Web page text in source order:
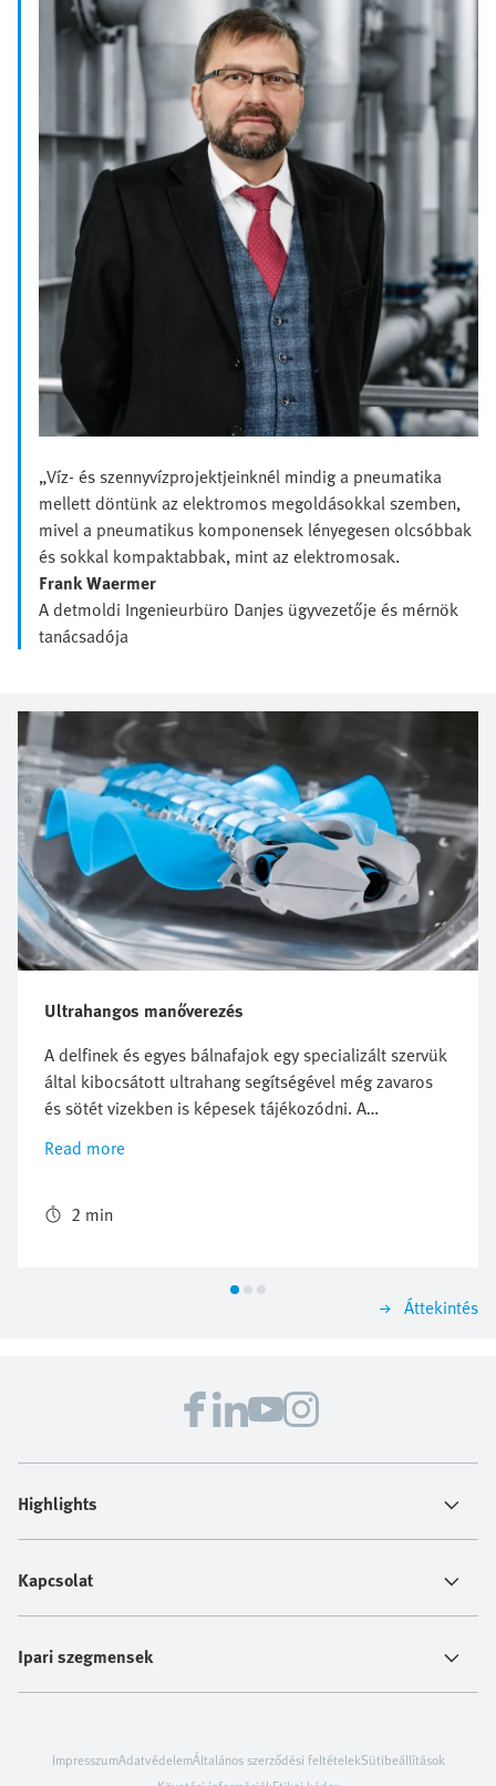
„Víz- és szennyvízprojektjeinknél mindig a pneumatika
mellett döntünk az elektromos megoldásokkal szemben,
mivel a pneumatikus komponensek lényegesen olcsóbbak
és sokkal kompaktabbak, mint az elektromosak.
Frank Waermer
A detmoldi Ingenieurbüro Danjes ügyvezetője és mérnök
tanácsadója
Ultrahangos manőverezés
A delfinek és egyes bálnafajok egy specializált szervük
által kibocsátott ultrahang segítségével még zavaros
és sötét vizekben is képesek tájékozódni. A
tengeralattjárókon is ultrahangos technológiát
használnak a tájékozódáshoz. Ultrahangos
lehet határozni, akár a víz alatt is. A BionicFinWave
képes egy akrilüvegből készült csőrendszerben úszni,
Read more
2 min
Áttekintés
Highlights
Kapcsolat
Ipari szegmensek
ImpresszumAdatvédelemÁltalános szerződési feltételekSütibeállítások